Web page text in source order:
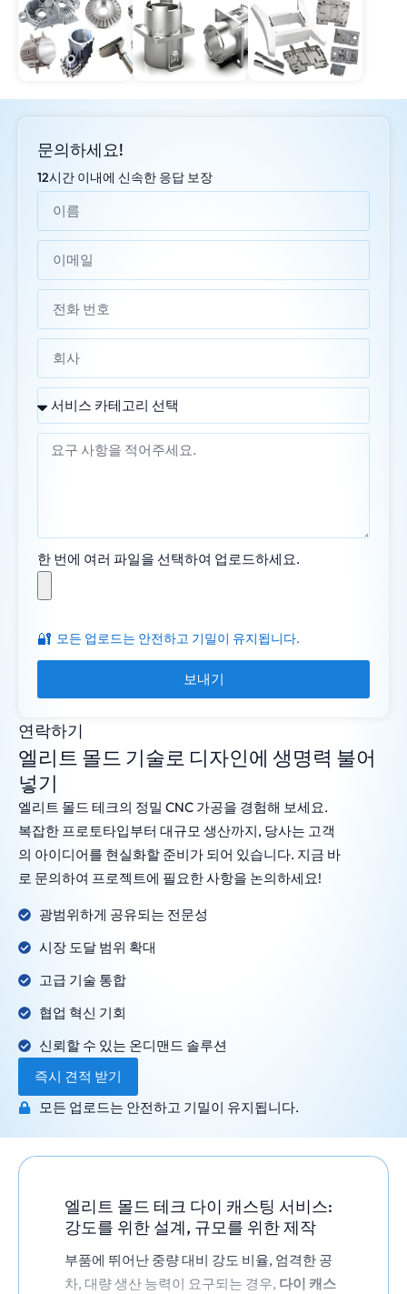
연락하기
엘리트 몰드 기술로 디자인에 생명력 불어
넣기
엘리트 몰드 테크의 정밀 CNC 가공을 경험해 보세요.
복잡한 프로토타입부터 대규모 생산까지, 당사는 고객
의 아이디어를 현실화할 준비가 되어 있습니다. 지금 바
로 문의하여 프로젝트에 필요한 사항을 논의하세요!
광범위하게 공유되는 전문성
시장 도달 범위 확대
고급 기술 통합
협업 혁신 기회
신뢰할 수 있는 온디맨드 솔루션
즉시 견적 받기
모든 업로드는 안전하고 기밀이 유지됩니다.
문의하세요!
12시간 이내에 신속한 응답 보장
한 번에 여러 파일을 선택하여 업로드하세요.
🔐 모든 업로드는 안전하고 기밀이 유지됩니다.
보내기
엘리트 몰드 테크 다이 캐스팅 서비스:
강도를 위한 설계, 규모를 위한 제작
부품에 뛰어난 중량 대비 강도 비율, 엄격한 공
차, 대량 생산 능력이 요구되는 경우, 다이 캐스